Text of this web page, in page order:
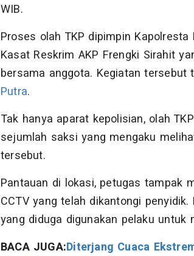
WIB.
Proses olah TKP dipimpin
Kasat Reskrim AKP Frengki Sirahit
bersama anggota. Kegiatan
Putra.
Tak hanya aparat kepolisian, olah
sejumlah saksi yang mengaku
tersebut.
Pantauan di lokasi, petugas tampak
CCTV yang telah dikantongi
yang diduga digunakan pelaku
BACA JUGA:Diterjang Cuaca